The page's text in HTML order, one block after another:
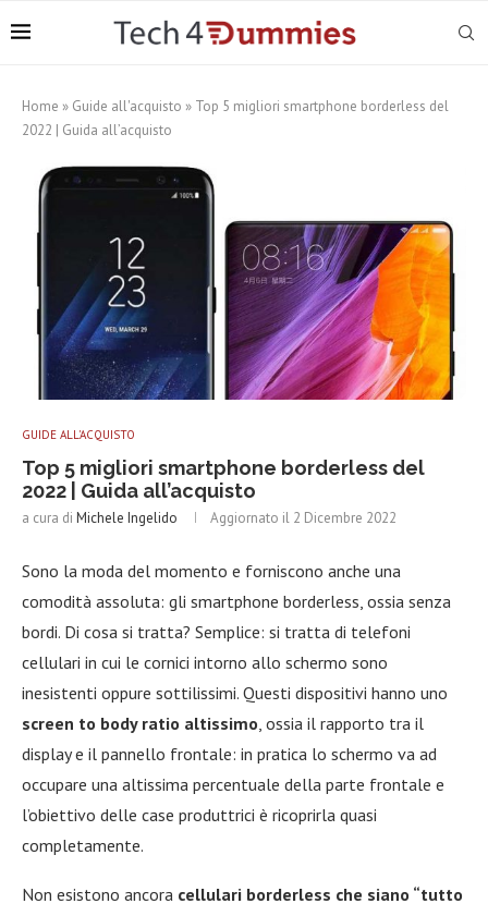
Home » Guide all'acquisto » Top 5 migliori smartphone borderless del
2022 | Guida all’acquisto
GUIDE ALL'ACQUISTO
Top 5 migliori smartphone borderless del
2022 | Guida all’acquisto
a cura di Michele Ingelido Aggiornato il 2 Dicembre 2022
Sono la moda del momento e forniscono anche una
comodità assoluta: gli smartphone borderless, ossia senza
bordi. Di cosa si tratta? Semplice: si tratta di telefoni
cellulari in cui le cornici intorno allo schermo sono
inesistenti oppure sottilissimi. Questi dispositivi hanno uno
screen to body ratio altissimo , ossia il rapporto tra il
display e il pannello frontale: in pratica lo schermo va ad
occupare una altissima percentuale della parte frontale e
l’obiettivo delle case produttrici è ricoprirla quasi
completamente.
Non esistono ancora cellulari borderless che siano “tutto